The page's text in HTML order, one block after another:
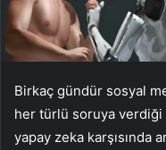
Birkaç gündür sosyal
her türlü soruya verdiği
yapay zeka karşısında